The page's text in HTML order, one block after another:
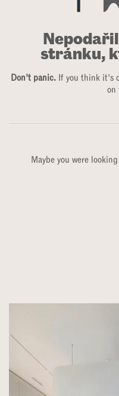
Chyba 404
stránku,
Don't panic.If you think it's
on
Maybe you were